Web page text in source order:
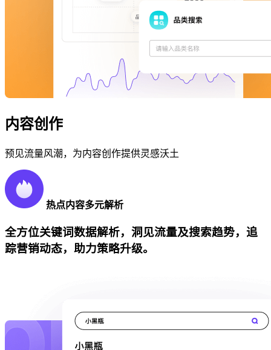
内容创作
预见流量风潮，为内容创作提供灵感沃土
热点内容多元解析
全方位关键词数据解析，洞见流量及搜索趋势，追
踪营销动态，助力策略升级。